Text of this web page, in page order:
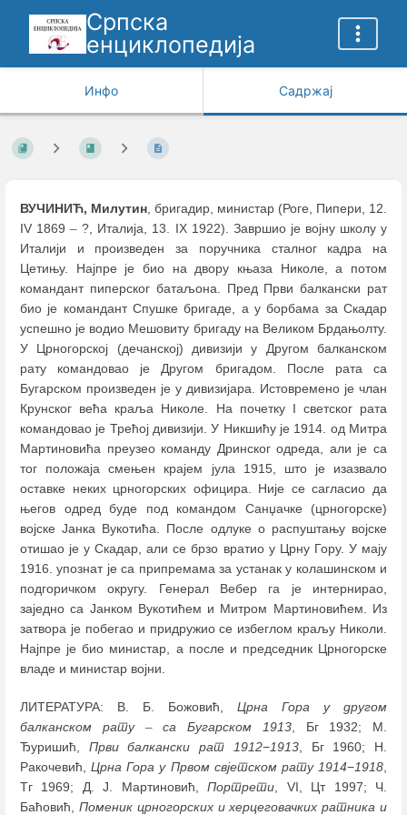
Српска
енциклопедија
Инфо Садржај
ВУЧИНИЋ, Милутин, бригадир, министар (Роге, Пипери, 12.
IV 1869– ?, Италија, 13. IX 1922). Завршио је војну школу у
Италији и произведен за поручника сталног кадра на
Цетињу. Најпре је био на двору књаза Николе, а потом
командант пиперског батаљона. Пред Први балкански рат
био је командант Спушке бригаде, а у борбама за Скадар
успешно је водио Мешовиту бригаду на Великом Брдањолту.
У Црногорској (дечанској) дивизији у Другом балканском
рату командовао је Другом бригадом. После рата са
Бугарском произведен је у дивизијара. Истовремено је члан
Крунског већа краља Николе. На почетку I светског рата
командовао је Трећој дивизији. У Никшићу је 1914. од Митра
Мартиновића преузео команду Дринског одреда, али је са
тог положаја смењен крајем јула 1915, што је изазвало
оставке неких црногорских официра. Није се сагласио да
његов одред буде под командом Санџачке (црногорске)
војске Јанка Вукотића. После одлуке о распуштању војске
отишао је у Скадар, али се брзо вратио у Црну Гору. У мају
1916. упознат је са припремама за устанак у колашинском и
подгоричком округу. Генерал Вебер га је интернирао,
заједно са Јанком Вукотићем и Митром Мартиновићем. Из
затвора је побегао и придружио се избеглом краљу Николи.
Најпре је био министар, а после и председник Црногорске
владе и министар војни.
ЛИТЕРАТУРА: В. Б. Божовић, Црна Гора у другом
балканском рату –са Бугарском 1913, Бг 1932; М.
Ђуришић, Први балкански рат 1912−1913, Бг 1960; Н.
Ракочевић,Црна Гора у Првом свјетском рату 1914−1918
Тг 1969; Д. Ј. Мартиновић,Портрети , VI, Цт 1997; Ч.
Баћовић, Поменик црногорских и херцеговачких ратника и